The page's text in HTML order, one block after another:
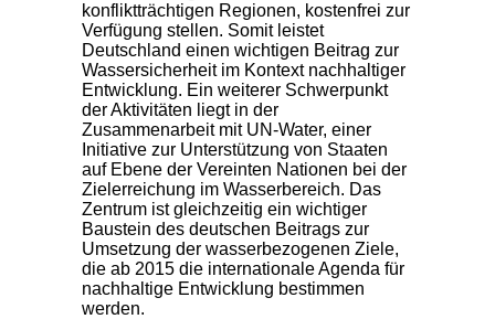
konfliktträchtigen Regionen, kostenfrei zur
Verfügung stellen. Somit leistet
Deutschland einen wichtigen Beitrag zur
Wassersicherheit im Kontext nachhaltiger
Entwicklung. Ein weiterer Schwerpunkt
der Aktivitäten liegt in der
Zusammenarbeit mit UN-Water, einer
Initiative zur Unterstützung von Staaten
auf Ebene der Vereinten Nationen bei der
Zielerreichung im Wasserbereich. Das
Zentrum ist gleichzeitig ein wichtiger
Baustein des deutschen Beitrags zur
Umsetzung der wasserbezogenen Ziele,
die ab 2015 die internationale Agenda für
nachhaltige Entwicklung bestimmen
werden.